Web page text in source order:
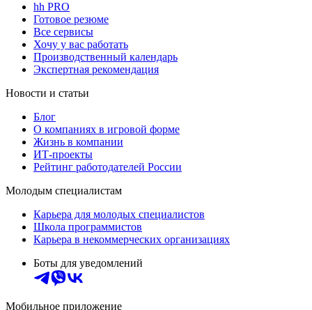
hh PRO
Готовое резюме
Все сервисы
Хочу у вас работать
Производственный календарь
Экспертная рекомендация
Новости и статьи
Блог
О компаниях в игровой форме
Жизнь в компании
ИТ-проекты
Рейтинг работодателей России
Молодым специалистам
Карьера для молодых специалистов
Школа программистов
Карьера в некоммерческих организациях
Боты для уведомлений
Мобильное приложение